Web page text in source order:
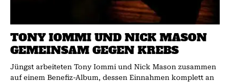
TONY IOMMI UND NICK MASON
GEMEINSAM GEGEN KREBS
Jüngst arbeiteten Tony Iommi und Nick Mason zusammen
auf einem Benefiz-Album, dessen Einnahmen komplett an